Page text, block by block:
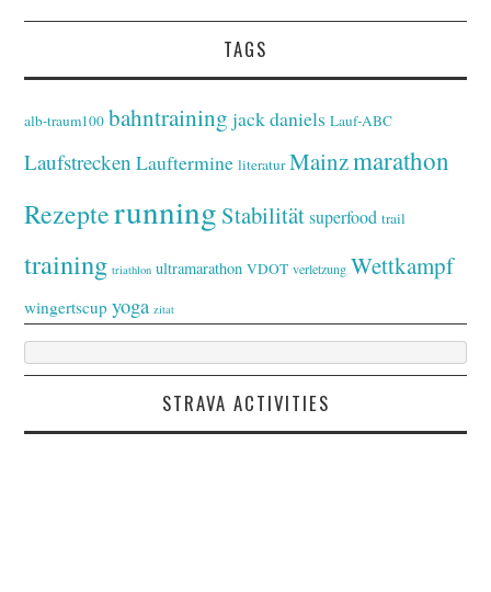
TAGS
alb-traum100 bahntraining jack daniels Lauf-ABC
Laufstrecken Lauftermine literatur Mainzmarathon
Rezepterunning Stabilität superfood trail
training triathlon ultramarathon VDOT verletzung Wettkampf
wingertscup yoga zitat
STRAVA ACTIVITIES